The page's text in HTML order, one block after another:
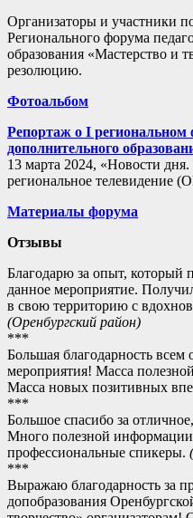
Организаторы и участники
Регионального форума
образования «Мастерство и
резолюцию.
Фотоальбом
Репортаж о I региональном
дополнительного
13 марта 2024, «Новости
региональное телевидение
Материалы форума
Отзывы
Благодарю за опыт, который
данное мероприятие.
в свою территорию с
(Оренбургский район)
***
Большая благодарность всем
мероприятия! Масса
Масса новых позитивных
***
Большое спасибо за
Много полезной
профессиональные спикеры.
***
Выражаю благодарность за
допобразования